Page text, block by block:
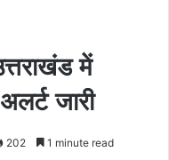
में
जारी
202 1 minute read